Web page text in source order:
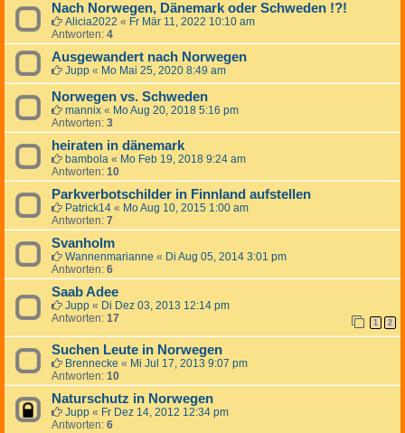
Nach Norwegen, Dänemark oder Schweden !?!
Alicia2022 « Fr Mär 11, 2022 10:10 am
Antworten: 4
Ausgewandert nach Norwegen
Jupp « Mo Mai 25, 2020 8:49 am
Norwegen vs. Schweden
mannix « Mo Aug 20, 2018 5:16 pm
Antworten: 3
heiraten in dänemark
bambola « Mo Feb 19, 2018 9:24 am
Antworten: 10
Parkverbotschilder in Finnland aufstellen
Patrick14 « Mo Aug 10, 2015 1:00 am
Antworten: 7
Svanholm
Wannenmarianne « Di Aug 05, 2014 3:01 pm
Antworten: 6
Saab Adee
Jupp « Di Dez 03, 2013 12:14 pm
Antworten: 17 1 2
Suchen Leute in Norwegen
Brennecke « Mi Jul 17, 2013 9:07 pm
Antworten: 10
Naturschutz in Norwegen
Jupp « Fr Dez 14, 2012 12:34 pm
Antworten: 6